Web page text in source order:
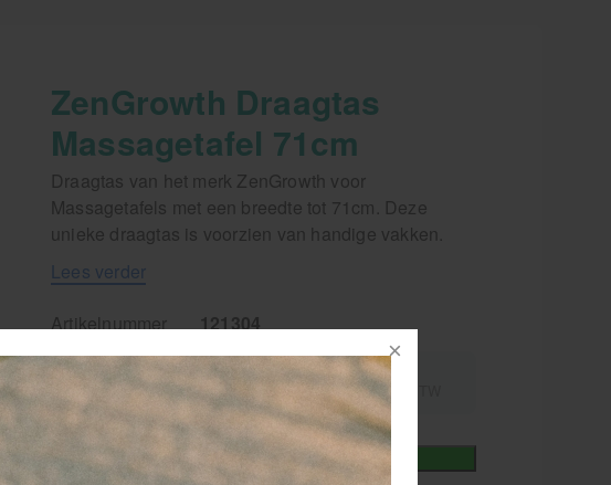
ZenGrowth Draagtas
Massagetafel 71cm
Draagtas van het merk ZenGrowth voor
Massagetafels met een breedte tot 71cm. Deze
unieke draagtas is voorzien van handige vakken.
Lees verder
Artikelnummer 121304
33,05 excl.
21% BTW 39,99 incl.
21% BTW
+ In winkelmand